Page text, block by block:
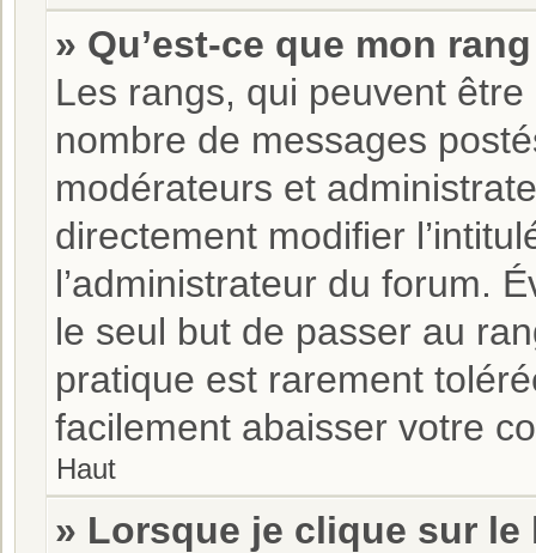
» Qu’est-ce que mon
Les rangs, qui peuvent
nombre de messages
modérateurs et
directement modifier
l’administrateur du forum.
le seul but de passer au
pratique est rarement
facilement abaisser votre
Haut
» Lorsque je clique sur